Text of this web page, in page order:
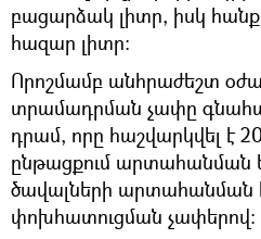
բացարձակ լիտր, իսկ
հազար լիտր։
Որոշմամբ անհրաժեշտ
տրամադրման չափը
դրամ, որը հաշվարկվել է
ընթացքում
ծավալների
փոխհատուցման չափերով։